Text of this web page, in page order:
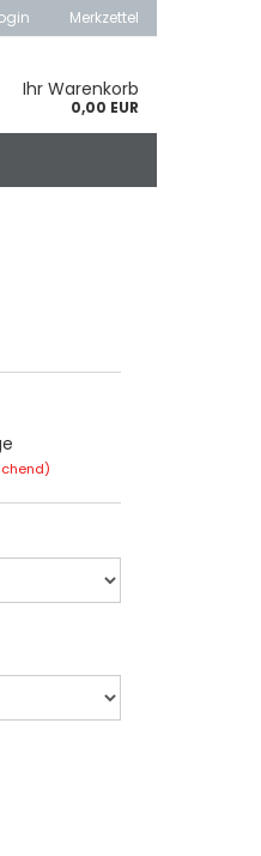
Merkzettel
Ihr Warenkorb
0,00 EUR